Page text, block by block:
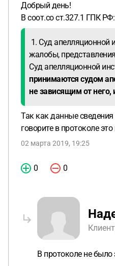
Добрый день!
В соот.со ст.327.1 ГПК РФ:
1. Суд апелляционной
жалобы,
Суд апелляционной
принимаются судом
не зависящим от
Так как данные
говорите в протоколе
02 марта 2019, 19:25
0 0
В протоколе не было